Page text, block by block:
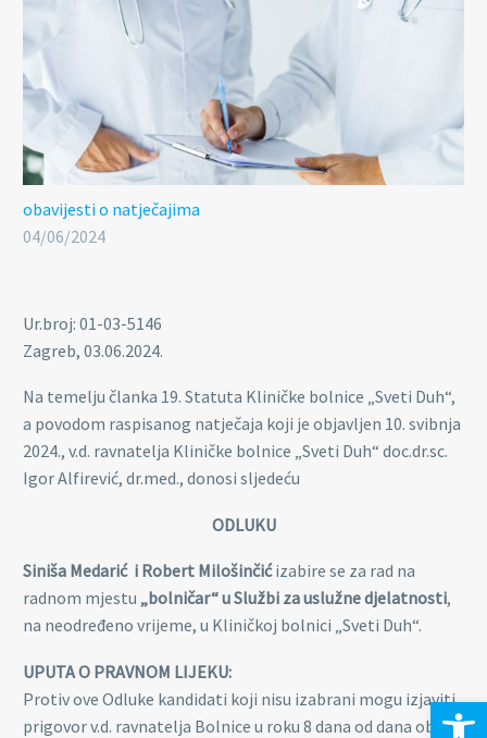
obavijesti o natječajima
04/06/2024
Ur.broj: 01-03-5146
Zagreb, 03.06.2024.
Na temelju članka 19. Statuta Kliničke bolnice „Sveti Duh“,
a povodom raspisanog natječaja koji je objavljen 10. svibnja
2024., v.d. ravnatelja Kliničke bolnice „Sveti Duh“ doc.dr.sc.
Igor Alfirević, dr.med., donosi sljedeću
ODLUKU
Siniša Medarić i Robert Milošinčićizabire se za rad na
radnom mjestu „bolničar“ u Službi za uslužne djelatnosti,
na neodređeno vrijeme, u Kliničkoj bolnici „Sveti Duh“.
UPUTA O PRAVNOM LIJEKU:
Protiv ove Odluke kandidati koji nisu izabrani mogu izjaviti
prigovor v.d. ravnatelja Bolnice u roku 8 dana od dana objave